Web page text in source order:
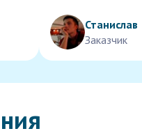
Станислав
Заказчик